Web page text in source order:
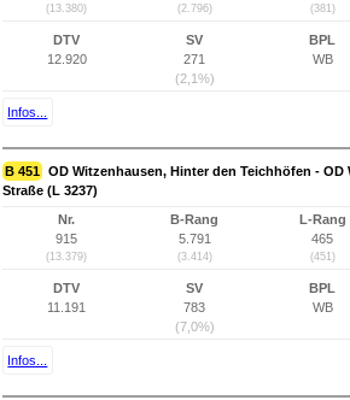
(13.380) (2.796) (381)
DTV
12.920
SV
271
(2,1%)
BPL
WB
Infos...
B 451 OD Witzenhausen, Hinter den Teichhöfen -
Straße (L 3237)
Nr.
915
(13.379)
B-Rang
5.791
(3.414)
L-Rang
465
(451)
DTV
11.191
SV
783
(7,0%)
BPL
WB
Infos...